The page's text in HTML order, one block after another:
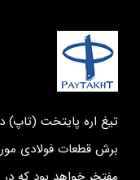
برش قطعات فولادی